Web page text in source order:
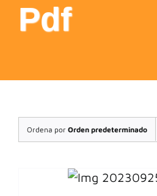
Pdf
Ordena por Orden predeterminado